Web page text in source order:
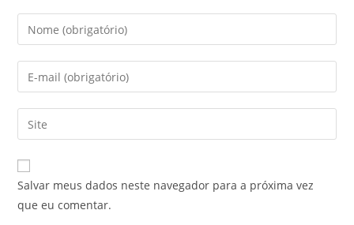
Digite
seu
nome
ou
de
usuário
para
comentar
Digite
seu
endereço
de
mail
para
comentar
Digite
o
URL
do
site
Salvar meus dados neste navegador para a próxima vez
que eu comentar.